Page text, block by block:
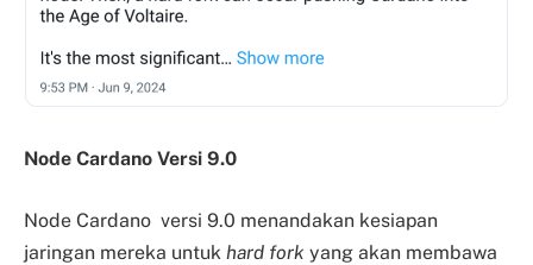
Node Cardano Versi 9.0
Node Cardano versi 9.0 menandakan kesiapan
jaringan mereka untuk hard fork yang akan membawa